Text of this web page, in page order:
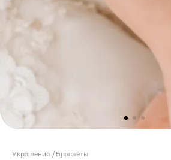
Украшения /Браслеты